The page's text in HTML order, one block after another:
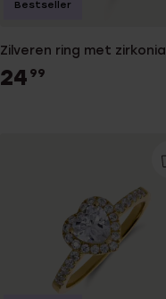
Zilveren ring met zirkonia
24 99
Bestseller